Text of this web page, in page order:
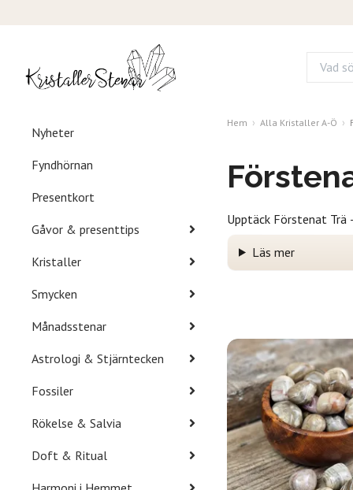
Nyheter
Fyndhörnan
Presentkort
Gåvor & presenttips
Kristaller
Smycken
Månadsstenar
Astrologi & Stjärntecken
Fossiler
Rökelse & Salvia
Doft & Ritual
Hem Alla Kristaller A-Ö
Upptäck Förstenat Trä
Läs mer